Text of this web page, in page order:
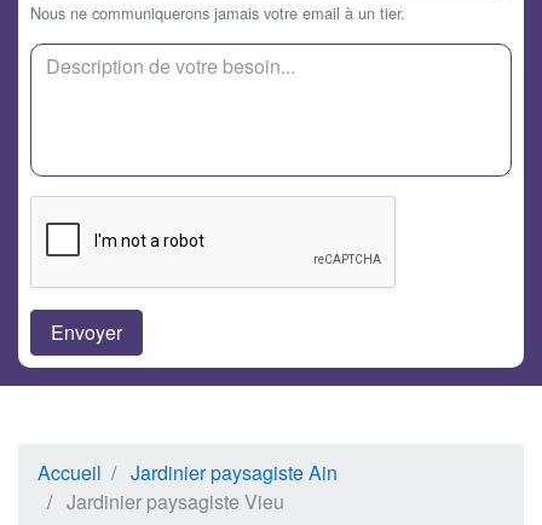
Nous ne communiquerons jamais votre email à un tier.
Accueil
Jardinier paysagiste Ain
Jardinier paysagiste Vieu